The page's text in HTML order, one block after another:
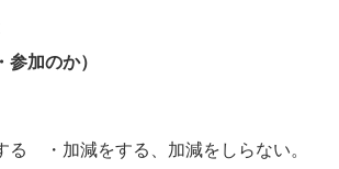
加のか）
る ・加減をする、加減をしらない。